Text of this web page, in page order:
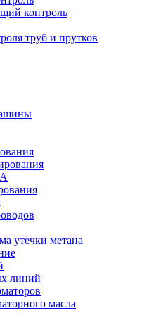
контроль
труб и прутков
утечки метана
линий
масла